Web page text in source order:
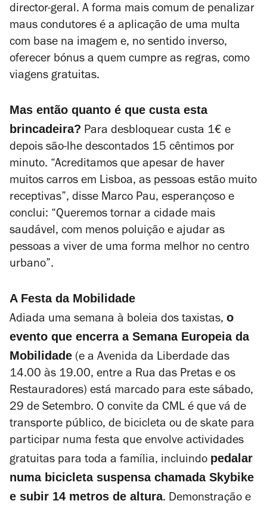
director-geral. A forma mais comum de penalizar
maus condutores é a aplicação de uma multa
com base na imagem e, no sentido inverso,
oferecer bónus a quem cumpre as regras, como
viagens gratuitas.
Mas então quanto é que custa esta
brincadeira? Para desbloquear custa 1€ e
depois são-lhe descontados 15 cêntimos por
minuto. “Acreditamos que apesar de haver
muitos carros em Lisboa, as pessoas estão muito
receptivas”, disse Marco Pau, esperançoso e
conclui: “Queremos tornar a cidade mais
saudável, com menos poluição e ajudar as
pessoas a viver de uma forma melhor no centro
urbano”.
A Festa da Mobilidade
Adiada uma semana à boleia dos taxistas, o
evento que encerra a Semana Europeia da
Mobilidade (e a Avenida da Liberdade das
14.00 às 19.00, entre a Rua das Pretas e os
Restauradores) está marcado para este sábado,
29 de Setembro. O convite da CML é que vá de
transporte público, de bicicleta ou de skate para
participar numa festa que envolve actividades
gratuitas para toda a família, incluindo pedalar
numa bicicleta suspensa chamada Skybike
e subir 14 metros de altura. Demonstração e